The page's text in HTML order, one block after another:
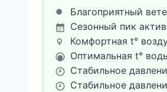
Благоприятный
Сезонный пик
Комфортная t°
Оптимальная t°
Стабильное
Стабильное